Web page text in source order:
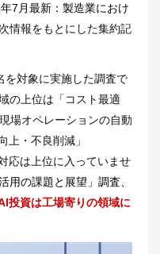
7月最新：製造業におけ
情報をもとにした集約記
を対象に実施した調査で
の上位は「コスト最適
場オペレーションの自動
上・不良削減」
応は上位に入っていませ
用の課題と展望」調査、
投資は工場寄りの領域に